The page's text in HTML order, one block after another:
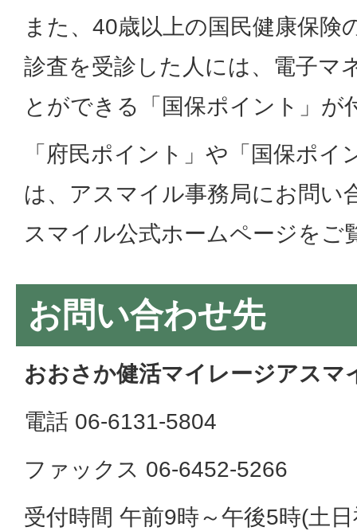
また、40歳以上の国民健康保険
診査を受診した人には、電子マ
とができる「国保ポイント」が
「府民ポイント」や「国保ポ
は、アスマイル事務局にお問い
スマイル公式ホームページをご
お問い合わせ先
おおさか健活マイレージアスマ
電話 06-6131-5804
ファックス 06-6452-5266
受付時間 午前9時～午後5時(土